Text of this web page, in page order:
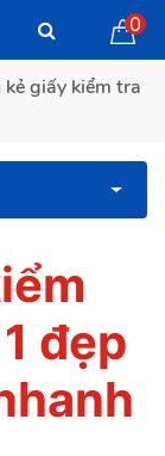
0
kẻ giấy kiểm tra
đẹp